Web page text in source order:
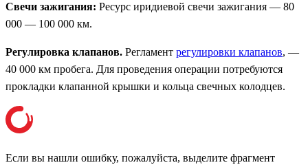
Свечи зажигания: Ресурс иридиевой свечи зажигания — 80
000 — 100 000 км.
Регулировка клапанов. Регламент регулировки клапанов, —
40 000 км пробега. Для проведения операции потребуются
прокладки клапанной крышки и кольца свечных колодцев.
Если вы нашли ошибку, пожалуйста, выделите фрагмент